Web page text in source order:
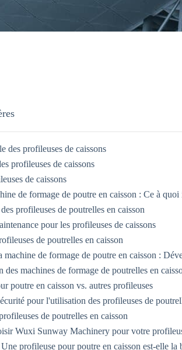
des profileuses de caissons
profileuses de caissons
de caissons
de formage de poutre en caisson : Ce à
profileuses de poutrelles en caisson
pour les profileuses de caissons
de poutrelles en caisson
machine de formage de poutre en caisson :
des machines de formage de poutrelles en
poutre en caisson vs. autres profileuses
pour l'utilisation des profileuses de
de poutrelles en caisson
Wuxi Sunway Machinery pour votre
profileuse pour poutre en caisson est-elle la